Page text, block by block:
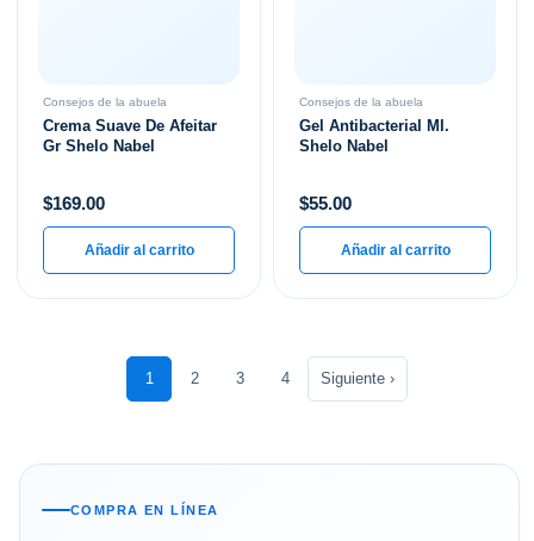
Consejos de la abuela
Crema Suave De Afeitar
Gr Shelo Nabel
$169.00
Añadir al carrito
Consejos de la abuela
Gel Antibacterial Ml.
Shelo Nabel
$55.00
Añadir al carrito
1 2 3 4 Siguiente ›
COMPRA EN LÍNEA